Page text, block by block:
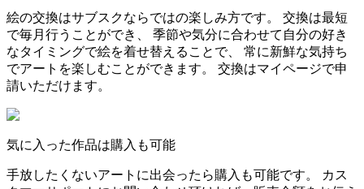
絵の交換はサブスクならではの楽しみ方です。 交換は最短
で毎月行うことができ、 季節や気分に合わせて自分の好き
なタイミングで絵を着せ替えることで、 常に新鮮な気持ち
でアートを楽しむことができます。 交換はマイページで申
請いただけます。
気に入った作品は購入も可能
手放したくないアートに出会ったら購入も可能です。 カス